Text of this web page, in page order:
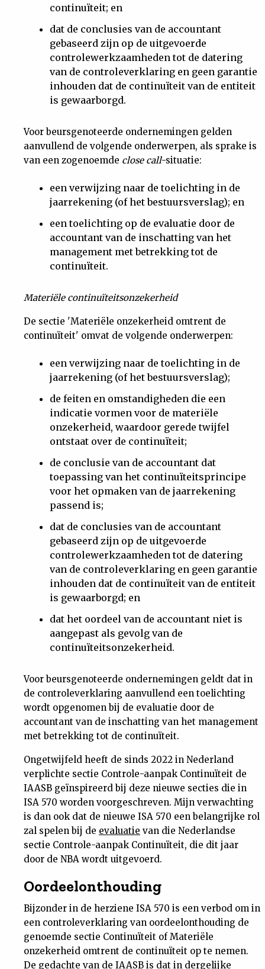
continuïteit; en
dat de conclusies van de accountant
gebaseerd zijn op de uitgevoerde
controlewerkzaamheden tot de datering
van de controleverklaring en geen garantie
inhouden dat de continuïteit van de entiteit
is gewaarborgd.
Voor beursgenoteerde ondernemingen gelden
aanvullend de volgende onderwerpen, als sprake is
van een zogenoemde close call-situatie:
een verwijzing naar de toelichting in de
jaarrekening (of het bestuursverslag); en
een toelichting op de evaluatie door de
accountant van de inschatting van het
management met betrekking tot de
continuïteit.
Materiële continuïteitsonzekerheid
De sectie 'Materiële onzekerheid omtrent de
continuïteit' omvat de volgende onderwerpen:
een verwijzing naar de toelichting in de
jaarrekening (of het bestuursverslag);
de feiten en omstandigheden die een
indicatie vormen voor de materiële
onzekerheid, waardoor gerede twijfel
ontstaat over de continuïteit;
de conclusie van de accountant dat
toepassing van het continuïteitsprincipe
voor het opmaken van de jaarrekening
passend is;
dat de conclusies van de accountant
gebaseerd zijn op de uitgevoerde
controlewerkzaamheden tot de datering
van de controleverklaring en geen garantie
inhouden dat de continuïteit van de entiteit
is gewaarborgd; en
dat het oordeel van de accountant niet is
aangepast als gevolg van de
continuïteitsonzekerheid.
Voor beursgenoteerde ondernemingen geldt dat in
de controleverklaring aanvullend een toelichting
wordt opgenomen bij de evaluatie door de
accountant van de inschatting van het management
met betrekking tot de continuïteit.
Ongetwijfeld heeft de sinds 2022 in Nederland
verplichte sectie Controle-aanpak Continuïteit de
IAASB geïnspireerd bij deze nieuwe secties die in
ISA 570 worden voorgeschreven. Mijn verwachting
is dan ook dat de nieuwe ISA 570 een belangrijke rol
zal spelen bij de evaluatie van die Nederlandse
sectie Controle-aanpak Continuïteit, die dit jaar
door de NBA wordt uitgevoerd.
Oordeelonthouding
Bijzonder in de herziene ISA 570 is een verbod om in
een controleverklaring van oordeelonthouding de
genoemde sectie Continuïteit of Materiële
onzekerheid omtrent de continuïteit op te nemen.
De gedachte van de IAASB is dat in dergelijke